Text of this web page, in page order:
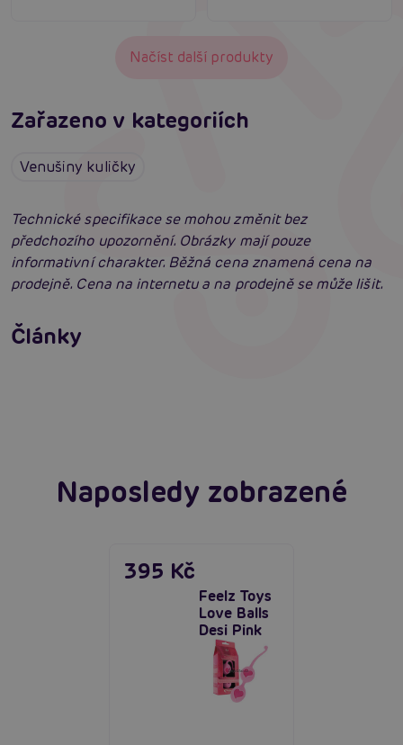
Načíst další produkty
Zařazeno v kategoriích
Venušiny kuličky
Technické specifikace se mohou změnit bez
předchozího upozornění. Obrázky mají pouze
informativní charakter. Běžná cena znamená cena na
prodejně. Cena na internetu a na prodejně se může lišit.
Články
Venušiny kuličky: Detailní rádce výběrem
Číst více
Erotická inteligence: Příručka Sexiomů
Naposledy zobrazené
Feelz Toys
Love Balls
Desi Pink
395 Kč